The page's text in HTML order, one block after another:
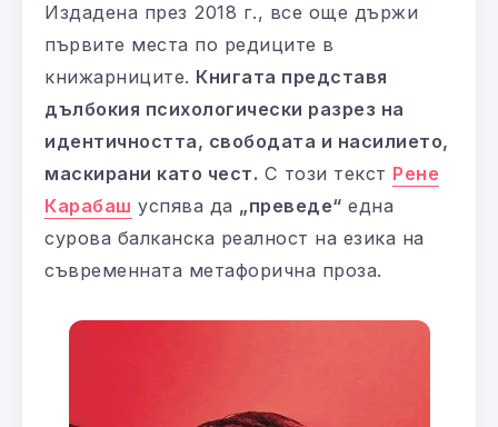
Издадена през 2018 г., все още държи
първите места по редиците в
книжарниците. Книгата представя
дълбокия психологически разрез на
идентичността, свободата и насилието,
маскирани като чест. С този текст Рене
Карабаш успява да „преведе“ една
сурова балканска реалност на езика на
съвременната метафорична проза.